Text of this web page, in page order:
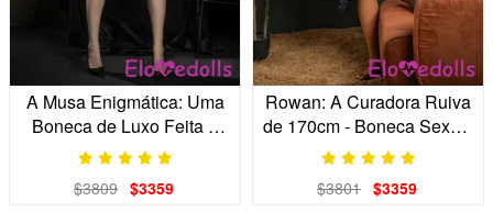
A Musa Enigmática: Uma
Boneca de Luxo Feita à
Mão por Artesãos
$3809 $3359
Rowan: A Curadora Ruiva
de 170cm - Boneca Sexual
Realista
$3801 $3359